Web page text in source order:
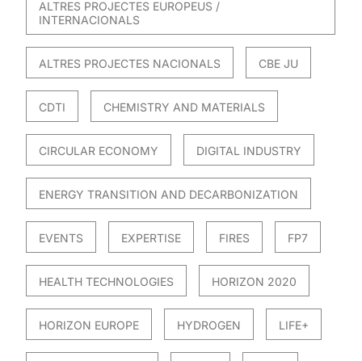
ALTRES PROJECTES EUROPEUS /
INTERNACIONALS
ALTRES PROJECTES NACIONALS CBE JU
CDTI CHEMISTRY AND MATERIALS
CIRCULAR ECONOMY DIGITAL INDUSTRY
ENERGY TRANSITION AND DECARBONIZATION
EVENTS EXPERTISE FIRES FP7
HEALTH TECHNOLOGIES HORIZON 2020
HORIZON EUROPE HYDROGEN LIFE+